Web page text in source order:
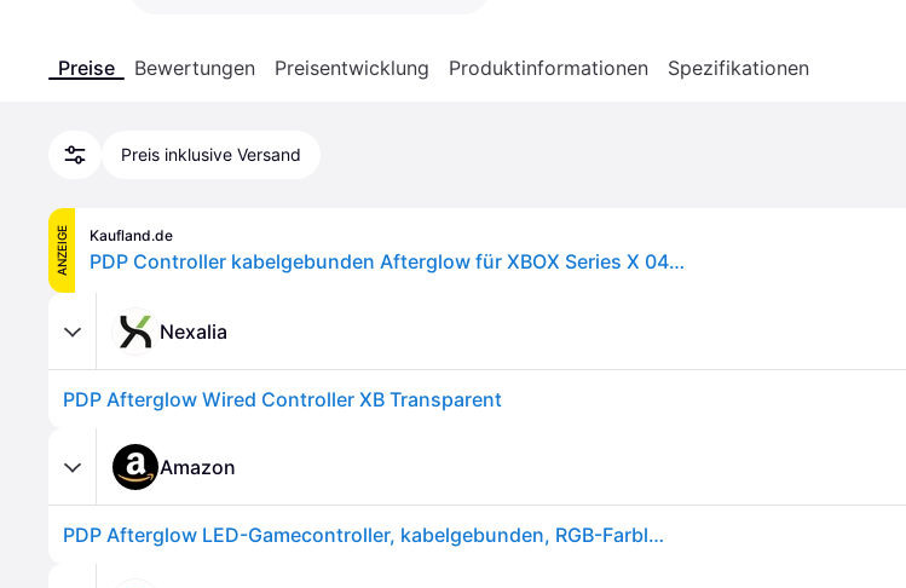
Preise Bewertungen Preisentwicklung Produktinformationen Spezifikationen
Preis inklusive Versand
ANZEIGE Kaufland.de
PDP Controller kabelgebunden Afterglow für XBOX Series X 049-005-EU
Nexalia
PDP Afterglow Wired Controller XB Transparent
Amazon
PDP Afterglow LED-Gamecontroller, kabelgebunden, RGB-Farblichter, USB-Anschluss, Audiosteuerung, Gamepad mit dualer Vibration, Xbox Series X|S, Xbox One, PC